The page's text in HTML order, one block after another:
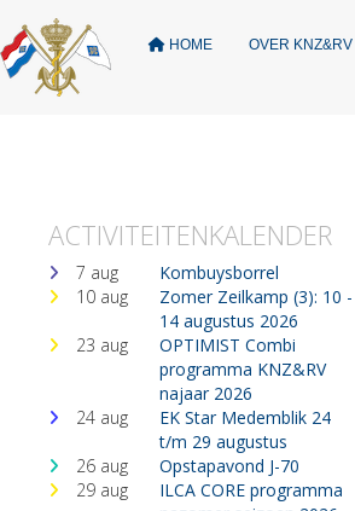
HOME OVER KNZ&RV
ACTIVITEITENKALENDER
7 aug
Kombuysborrel
10 aug
Zomer Zeilkamp (3): 10 -
14 augustus 2026
23 aug
OPTIMIST Combi
programma KNZ&RV
najaar 2026
24 aug
EK Star Medemblik 24
t/m 29 augustus
26 aug
Opstapavond J-70
29 aug
ILCA CORE programma